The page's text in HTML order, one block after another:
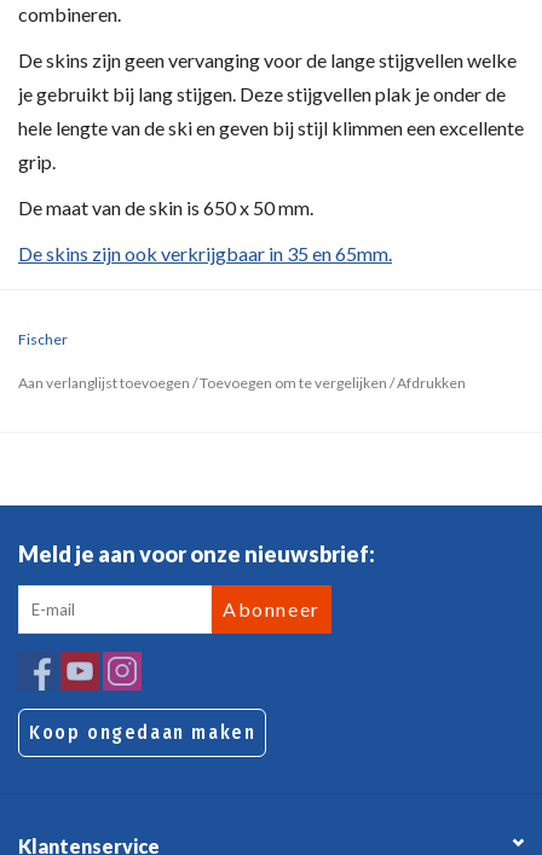
combineren.
De skins zijn geen vervanging voor de lange stijgvellen welke
je gebruikt bij lang stijgen. Deze stijgvellen plak je onder de
hele lengte van de ski en geven bij stijl klimmen een excellente
grip.
De maat van de skin is 650 x 50 mm.
De skins zijn ook verkrijgbaar in 35 en 65mm.
Fischer
Aan verlanglijst toevoegen /Toevoegen om te vergelijken /Afdrukken
Meld je aan voor onze nieuwsbrief:
Abonneer
Koop ongedaan maken
Klantenservice